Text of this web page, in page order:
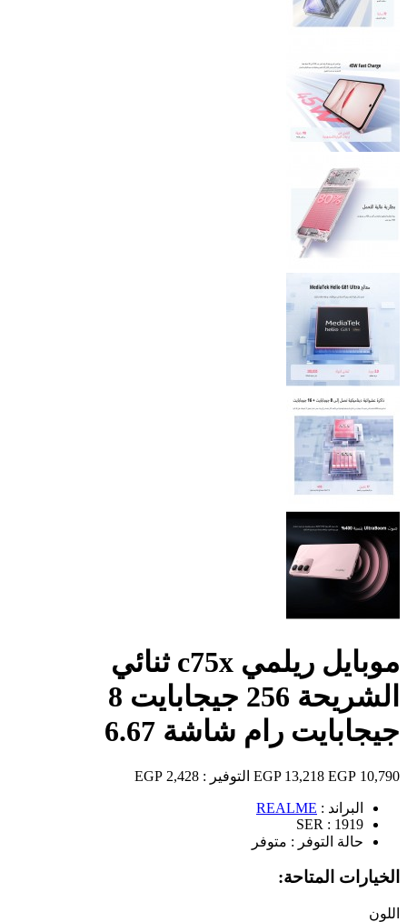
موبايل ريلمي c75x ثنائي
الشريحة 256 جيجابايت 8
جيجابايت رام شاشة 6.67
10,790 EGP
13,218 EGP التوفير : 2,428 EGP
البراند : REALME
SER : 1919
حالة التوفر : متوفر
الخيارات المتاحة:
اللون